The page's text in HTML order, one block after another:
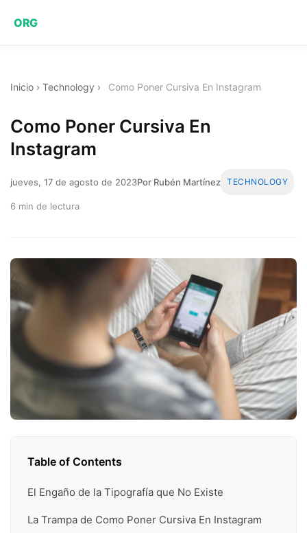
ORG
Inicio › Technology › Como Poner Cursiva En Instagram
Como Poner Cursiva En
Instagram
jueves, 17 de agosto de 2023Por Rubén Martínez TECHNOLOGY
6 min de lectura
Table of Contents
El Engaño de la Tipografía que No Existe
La Trampa de Como Poner Cursiva En Instagram